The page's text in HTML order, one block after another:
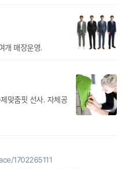
개 매장운영.
맞춤핏 선사. 자체공
1702265111